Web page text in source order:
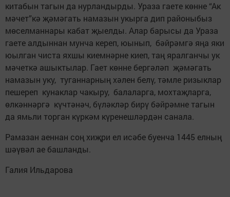
китабын тагын да нурландырды. Ураза гаете көнне “Ак
мәчет”кә җәмәгать намазын укырга дип районыбыз
мөселманнары кабат җыелды. Алар барысы да Ураза
гаете алдыннан мунча кереп, юынып, бәйрәмгә яңа яки
юылган чиста яхшы киемнәрне киеп, таң яралганчы ук
мәчеткә ашыктылар. Гает көнне бергәләп җәмәгать
намазын уку, туганнарның хәлен белү, тәмле ризыклар
пешереп кунаклар чакыру, балаларга, мохтаҗларга,
өлкәннәргә күчтәнәч, бүләкләр бирү бәйрәмне тагын
да ямьли торган күркәм күренешләрдән санала.
Рамазан аеннан соң хиҗри ел исәбе буенча 1445 елның
шәүвәл ае башланды.
Галия Ильдарова